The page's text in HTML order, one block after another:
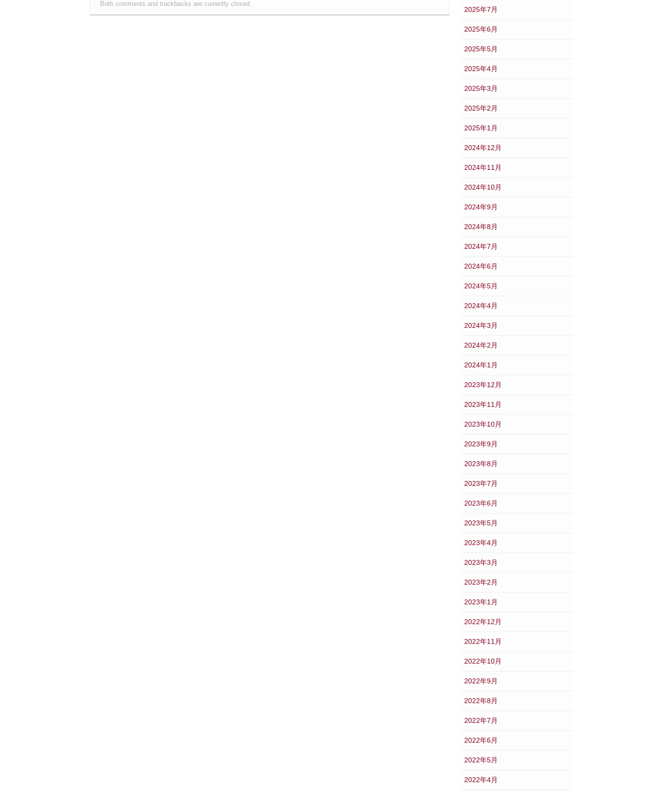
Both comments and trackbacks are currently closed.
2025年7月
2025年6月
2025年5月
2025年4月
2025年3月
2025年2月
2025年1月
2024年12月
2024年11月
2024年10月
2024年9月
2024年8月
2024年7月
2024年6月
2024年5月
2024年4月
2024年3月
2024年2月
2024年1月
2023年12月
2023年11月
2023年10月
2023年9月
2023年8月
2023年7月
2023年6月
2023年5月
2023年4月
2023年3月
2023年2月
2023年1月
2022年12月
2022年11月
2022年10月
2022年9月
2022年8月
2022年7月
2022年6月
2022年5月
2022年4月